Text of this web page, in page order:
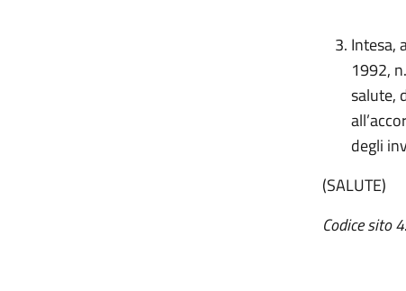
Intesa,
1992,
salute,
degli
(SALUTE)
Codice sito